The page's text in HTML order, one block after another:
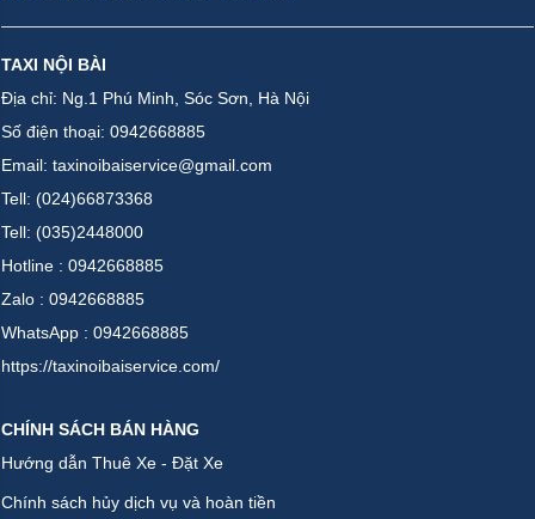
TAXI NỘI BÀI
Địa chỉ: Ng.1 Phú Minh, Sóc Sơn, Hà Nội
Số điện thoại: 0942668885
Email: taxinoibaiservice@gmail.com
Tell: (024)66873368
Tell: (035)2448000
Hotline : 0942668885
Zalo : 0942668885
WhatsApp : 0942668885
https://taxinoibaiservice.com/
CHÍNH SÁCH BÁN HÀNG
Hướng dẫn Thuê Xe - Đặt Xe
Chính sách hủy dịch vụ và hoàn tiền